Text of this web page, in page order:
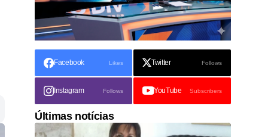
Facebook Likes Twitter Follows
Instagram Follows YouTube Subscribers
Últimas notícias